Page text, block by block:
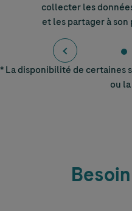
collecter les
et les partager à
* La disponibilité de certaines
ou